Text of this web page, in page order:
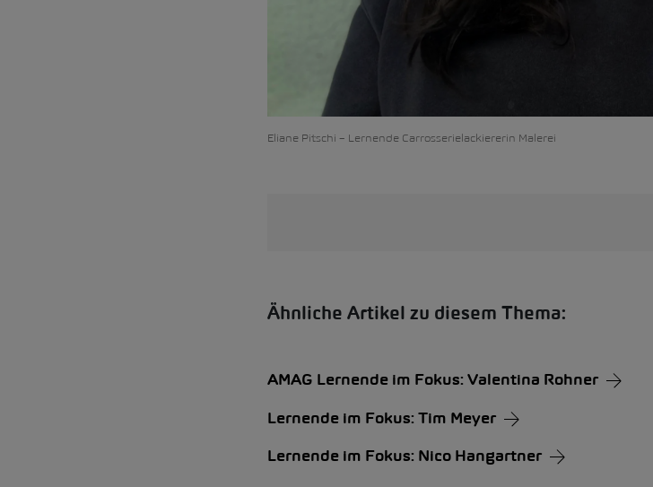
Eliane Pitschi – Lernende Carrosserielackiererin Malerei
Ähnliche Artikel zu diesem Thema:
AMAG Lernende im Fokus: Valentina Rohner
Lernende im Fokus: Tim Meyer
Lernende im Fokus: Nico Hangartner